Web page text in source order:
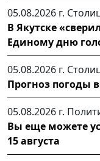
05.08.2026 г.
В Якутске
Единому дню
05.08.2026 г.
Прогноз погоды в
05.08.2026 г.
Вы еще можете
15 августа